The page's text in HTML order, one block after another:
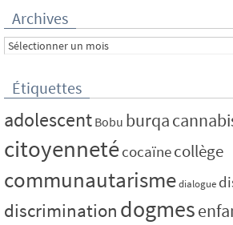
Archives
Archives
Étiquettes
adolescent Bobu burqa
citoyennetécocaïnecollège
communautarismedialogue
discrimination dogmes